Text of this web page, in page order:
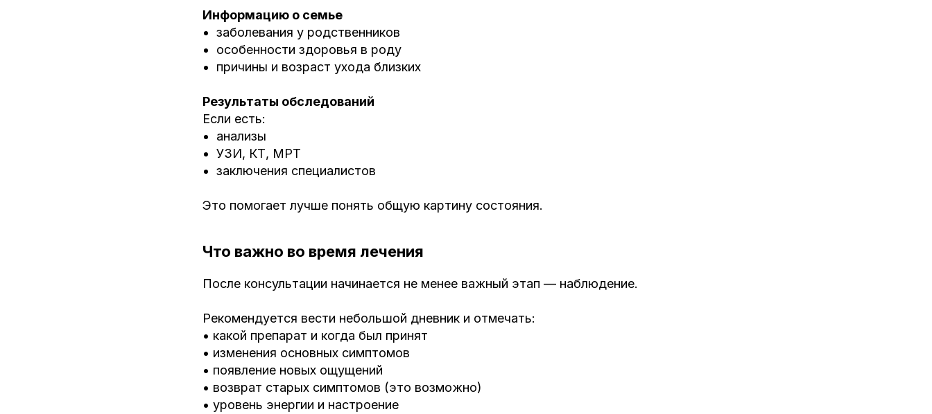
Информацию о семье
заболевания у родственников
особенности здоровья в роду
причины и возраст ухода близких
Результаты обследований
Если есть:
анализы
УЗИ, КТ, МРТ
заключения специалистов
Это помогает лучше понять общую картину состояния.
Что важно во время лечения
После консультации начинается не менее важный этап — наблюдение.
Рекомендуется вести небольшой дневник и отмечать:
• какой препарат и когда был принят
• изменения основных симптомов
• появление новых ощущений
• возврат старых симптомов (это возможно)
• уровень энергии и настроение